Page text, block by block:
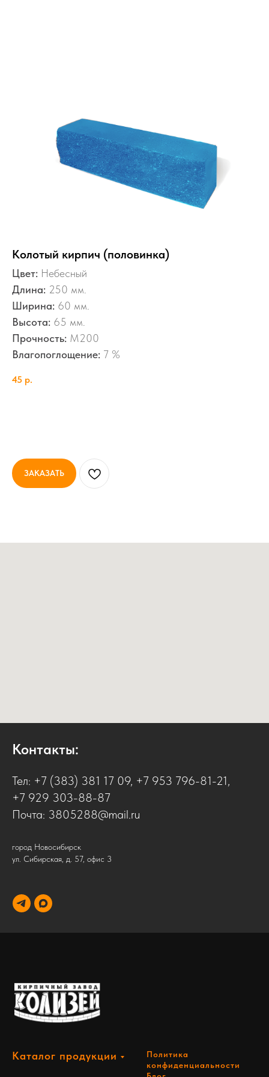
Колотый кирпич (половинка)
Цвет: Небесный
Длина: 250 мм.
Ширина: 60 мм.
Высота: 65 мм.
Прочность: M200
Влагопоглощение: 7 %
45 р.
ЗАКАЗАТЬ
Контакты:
Тел: +7 (383) 381 17 09, +7 953 796-81-21,
+7 929 303-88-87
Почта: 3805288@mail.ru
город Новосибирск
ул. Сибирская, д. 57, офис 3
Каталог продукции
Политика
конфиденциальности